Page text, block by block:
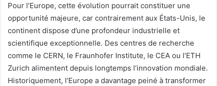
Pour l’Europe, cette évolution pourrait constituer une
opportunité majeure, car contrairement aux États-Unis, le
continent dispose d’une profondeur industrielle et
scientifique exceptionnelle. Des centres de recherche
comme le CERN, le Fraunhofer Institute, le CEA ou l’ETH
Zurich alimentent depuis longtemps l’innovation mondiale.
Historiquement, l’Europe a davantage peiné à transformer